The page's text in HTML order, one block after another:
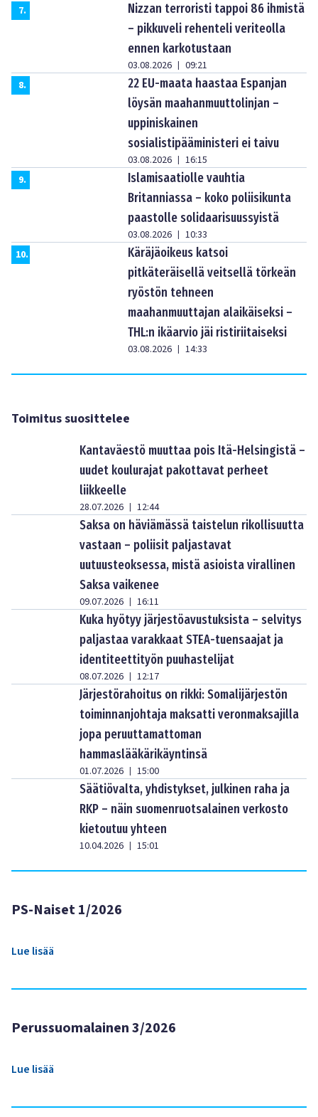
7.
Nizzan terroristi tappoi 86 ihmistä
– pikkuveli rehenteli veriteolla
ennen karkotustaan
03.08.2026 | 09:21
8.
22 EU-maata haastaa Espanjan
löysän maahanmuuttolinjan –
uppiniskainen
sosialistipääministeri ei taivu
03.08.2026 | 16:15
9.
Islamisaatiolle vauhtia
Britanniassa – koko poliisikunta
paastolle solidaarisuussyistä
03.08.2026 | 10:33
10.
Käräjäoikeus katsoi
pitkäteräisellä veitsellä törkeän
ryöstön tehneen
maahanmuuttajan alaikäiseksi –
THL:n ikäarvio jäi ristiriitaiseksi
03.08.2026 | 14:33
Toimitus suosittelee
Kantaväestö muuttaa pois Itä-Helsingistä –
uudet koulurajat pakottavat perheet
liikkeelle
28.07.2026 | 12:44
Saksa on häviämässä taistelun rikollisuutta
vastaan – poliisit paljastavat
uutuusteoksessa, mistä asioista virallinen
Saksa vaikenee
09.07.2026 | 16:11
Kuka hyötyy järjestöavustuksista – selvitys
paljastaa varakkaat STEA-tuensaajat ja
identiteettityön puuhastelijat
08.07.2026 | 12:17
Järjestörahoitus on rikki: Somalijärjestön
toiminnanjohtaja maksatti veronmaksajilla
jopa peruuttamattoman
hammaslääkärikäyntinsä
01.07.2026 | 15:00
Säätiövalta, yhdistykset, julkinen raha ja
RKP – näin suomenruotsalainen verkosto
kietoutuu yhteen
10.04.2026 | 15:01
PS-Naiset 1/2026
Lue lisää
Perussuomalainen 3/2026
Lue lisää